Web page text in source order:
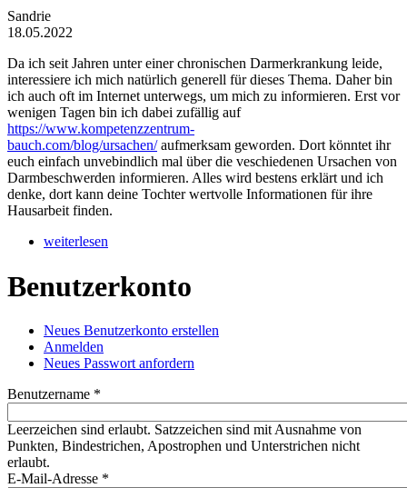
Sandrie
18.05.2022
Da ich seit Jahren unter einer chronischen Darmerkrankung leide,
interessiere ich mich natürlich generell für dieses Thema. Daher bin
ich auch oft im Internet unterwegs, um mich zu informieren. Erst vor
wenigen Tagen bin ich dabei zufällig auf
https://www.kompetenzzentrum-
bauch.com/blog/ursachen/aufmerksam geworden. Dort könntet ihr
euch einfach unvebindlich mal über die veschiedenen Ursachen von
Darmbeschwerden informieren. Alles wird bestens erklärt und ich
denke, dort kann deine Tochter wertvolle Informationen für ihre
Hausarbeit finden.
weiterlesen
Benutzerkonto
Haupt-Reiter
Neues Benutzerkonto erstellen
Anmelden
Neues Passwort anfordern
Benutzername *
Leerzeichen sind erlaubt. Satzzeichen sind mit Ausnahme von
Punkten, Bindestrichen, Apostrophen und Unterstrichen nicht
erlaubt.
E-Mail-Adresse *